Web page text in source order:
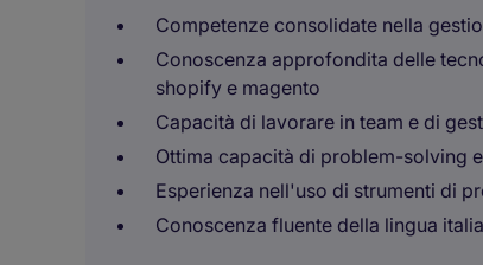
Competenze consolidate nella
Conoscenza approfondita delle
shopify e magento
Capacità di lavorare in team e di
Ottima capacità di problem-solving
Esperienza nell'uso di strumenti di
Conoscenza fluente della lingua